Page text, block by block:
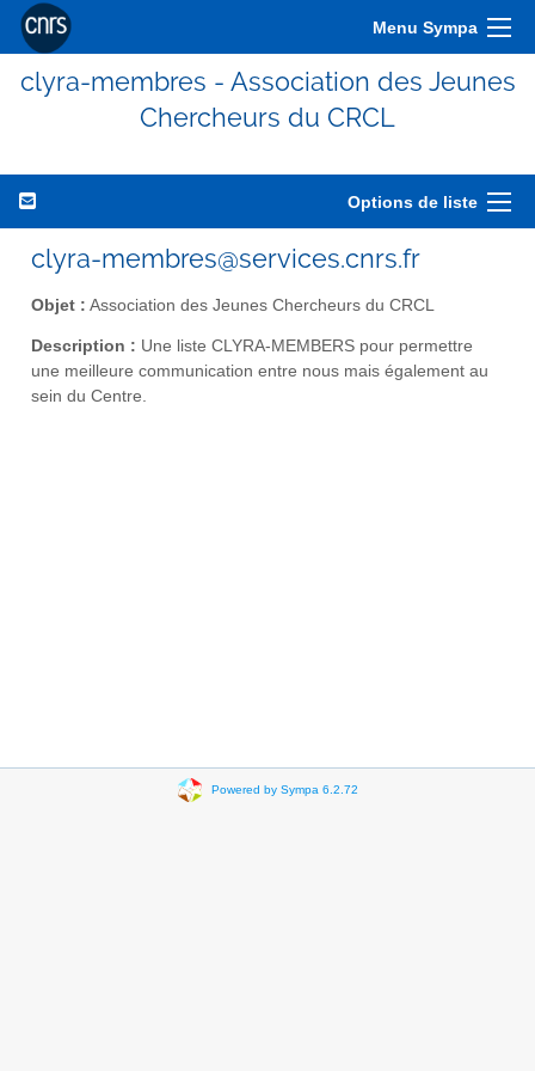
Menu Sympa
clyra-membres - Association des Jeunes
Chercheurs du CRCL
Options de liste
clyra-membres@services.cnrs.fr
Objet : Association des Jeunes Chercheurs du CRCL
Description : Une liste CLYRA-MEMBERS pour permettre
une meilleure communication entre nous mais également au
sein du Centre.
Powered by Sympa 6.2.72